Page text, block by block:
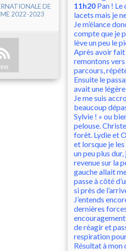
DE
2022-2023
RSS
11h20 Pan !
lacets mais je
Je m’élance
compte que je
lève un peu le
Après avoir fait
remontons
parcours,
Ensuite le
avait une
Je me suis
beaucoup
Sylvie ! » ou
pelouse.
forêt. Lydie et
et lorsque je les
un peu plus
revenue sur la
gauche allait
passe à côté
si près de
J’entends
dernières
de réagir et
respiration
Résultat à mon